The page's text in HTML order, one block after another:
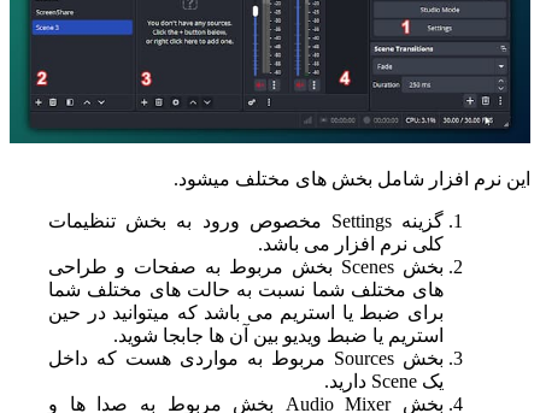
این نرم افزار شامل بخش های مختلف میشود.
گزینه Settings مخصوص ورود به بخش تنظیمات
کلی نرم افزار می باشد.
بخش Scenes بخش مربوط به صفحات و طراحی
های مختلف شما نسبت به حالت های مختلف شما
برای ضبط یا استریم می باشد که میتوانید در حین
استریم یا ضبط ویدیو بین آن ها جابجا شوید.
بخش Sources مربوط به مواردی هست که داخل
یک Scene دارید.
بخش Audio Mixer بخش مربوط به صدا ها و